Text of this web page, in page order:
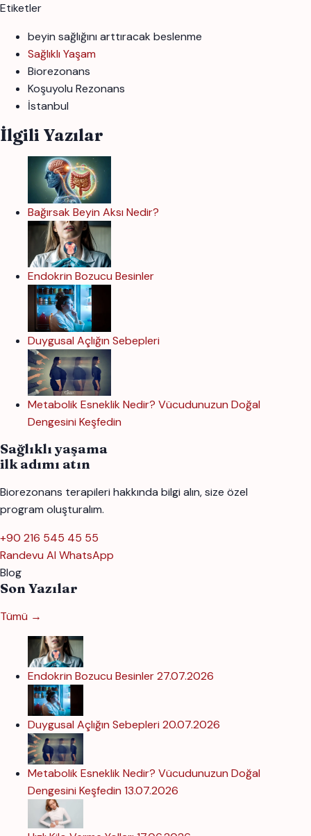
Etiketler
beyin sağlığını arttıracak beslenme
Sağlıklı Yaşam
Biorezonans
Koşuyolu Rezonans
İstanbul
İlgili Yazılar
Bağırsak Beyin Aksı Nedir?
Endokrin Bozucu Besinler
Duygusal Açlığın Sebepleri
Metabolik Esneklik Nedir? Vücudunuzun Doğal
Dengesini Keşfedin
Sağlıklı yaşama
ilk adımı atın
Biorezonans terapileri hakkında bilgi alın, size özel
program oluşturalım.
+90 216 545 45 55
Randevu Al WhatsApp
Blog
Son Yazılar
Tümü →
Endokrin Bozucu Besinler27.07.2026
Duygusal Açlığın Sebepleri 20.07.2026
Metabolik Esneklik Nedir? Vücudunuzun Doğal
Dengesini Keşfedin 13.07.2026